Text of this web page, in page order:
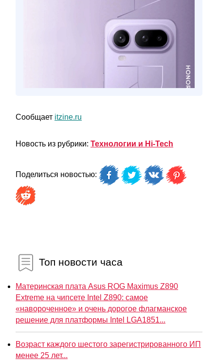
Сообщает itzine.ru
Новость из рубрики: Технологии и Hi-Tech
Поделиться новостью:
Топ новости часа
Материнская плата Asus ROG Maximus Z890
Extreme на чипсете Intel Z890: самое
«навороченное» и очень дорогое флагманское
решение для платформы Intel LGA1851...
Возраст каждого шестого зарегистрированного ИП
менее 25 лет...